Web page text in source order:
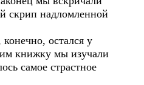
скрип надломленной
остался у
книжку мы изучали
самое страстное